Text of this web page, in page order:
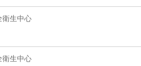
衛生中心
衛生中心